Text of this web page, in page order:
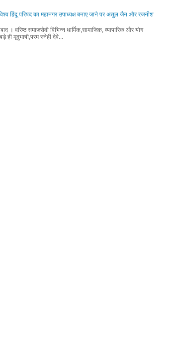
हिंदू परिषद का महानगर उपाध्यक्ष बनाए जाने पर अतुल जैन और रजनीश
। वरिष्ठ समाजसेवी विभिन्न धार्मिक,सामाजिक, व्यापारिक और योग
मृदुभाषी,परम स्नेही देवे...